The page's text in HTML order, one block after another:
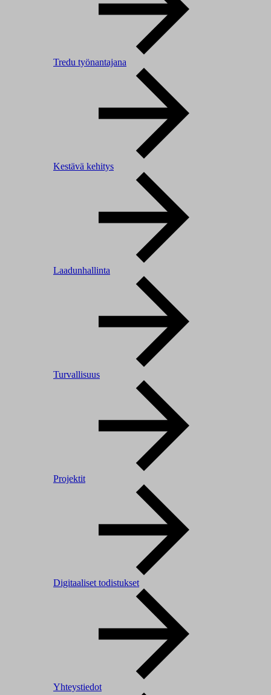
Tredu työnantajana
Kestävä kehitys
Laadunhallinta
Turvallisuus
Projektit
Digitaaliset todistukset
Yhteystiedot